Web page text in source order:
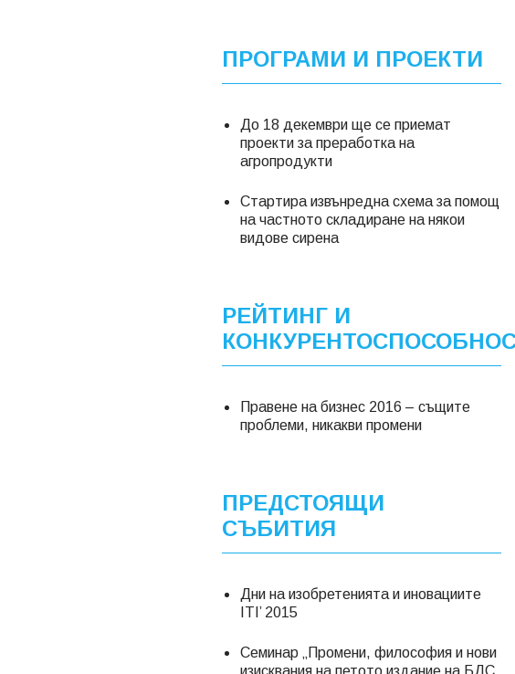
ПРОГРАМИ И ПРОЕКТИ
До 18 декември ще се приемат
проекти за преработка на
агропродукти
Стартира извънредна схема за помощ
на частното складиране на някои
видове сирена
РЕЙТИНГ И
Правене на бизнес 2016 – същите
проблеми, никакви промени
ПРЕДСТОЯЩИ
СЪБИТИЯ
Дни на изобретенията и иновациите
ITI’ 2015
Семинар „Промени, философия и нови
изисквания на петото издание на БДС